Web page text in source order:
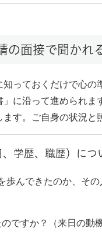
の面接で聞かれ
っておくだけで心
に沿って進められ
す。ご自身の状況
学歴、職歴）につ
歩んできたのか、そ
ですか？（来日の動機